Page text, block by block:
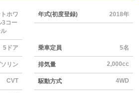
ホワ
3コー
年式(初度登録) 2018年
5ドア 乗車定員 5名
リン 排気量 2,000cc
CVT 駆動方式 4WD